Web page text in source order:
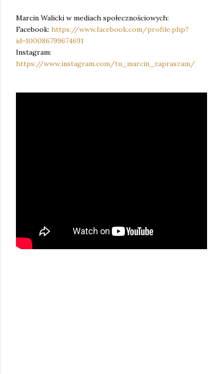
Marcin Walicki w mediach społecznościowych:
Facebook: https://www.facebook.com/profile.php?
id=100086799674691
Instagram:
https://www.instagram.com/tu_marcin_zapraszam/